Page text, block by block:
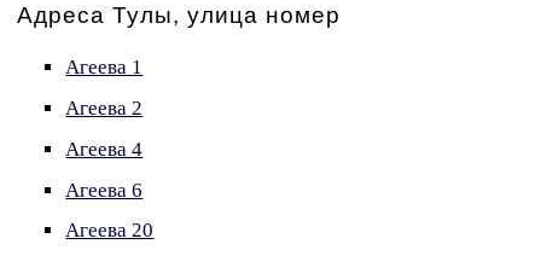
Адреса Тулы, улица номер
Агеева 1
Агеева 2
Агеева 4
Агеева 6
Агеева 20